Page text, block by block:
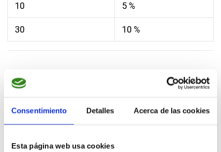
Consentimiento Detalles Acerca de las cookies
Esta página web usa cookies
10 5 %
30 10 %
Asesoramiento personalizado
Pedidos a medida